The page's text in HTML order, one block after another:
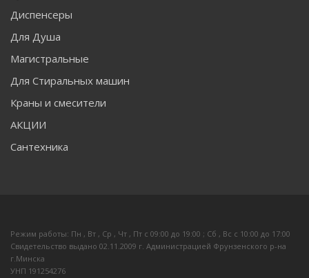
Диспенсеры
Для Душа
Магистральные
Для Стиральных машин
Краны и смесители
АКЦИИ
Сантехника
Режим работы: Пн , Вт , Ср , Чт , Пт c 09:00 до 19:00 ; Сб , Вс c 10:00 до 17:00
Свидетельство выдано 02.11.2009 г. Администрацией Фрунзенского р-на
г.Минска
УНП 191254276